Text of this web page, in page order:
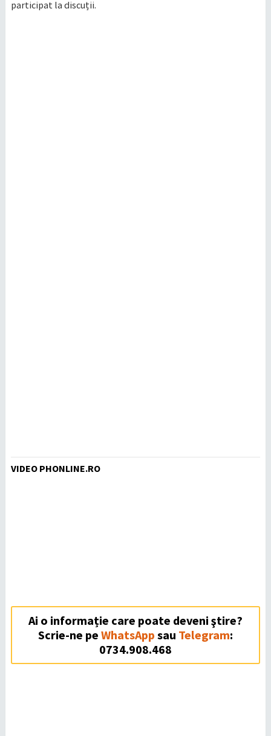
participat la discuții.
VIDEO PHONLINE.RO
Ai o informație care poate deveni ştire?
Scrie-ne pe WhatsApp sau Telegram:
0734.908.468